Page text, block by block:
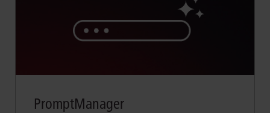
PromptManager